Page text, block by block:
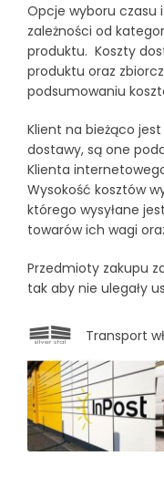
Opcje wyboru czasu
zależności od
produktu. Koszty
produktu oraz
podsumowaniu
Klient na bieżąco
dostawy, są one
Klienta
Wysokość kosztów
którego wysyłane
towarów ich wagi
Przedmioty zakupu
tak aby nie ulegały
Transport